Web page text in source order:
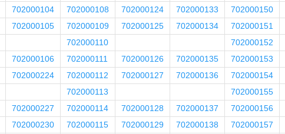
702000104 702000108 702000124 702000133 702000150
702000105 702000109 702000125 702000134 702000151
702000110 702000152
702000106 702000111 702000126 702000135 702000153
702000224 702000112 702000127 702000136 702000154
702000113 702000155
702000227 702000114 702000128 702000137 702000156
702000230 702000115 702000129 702000138 702000157